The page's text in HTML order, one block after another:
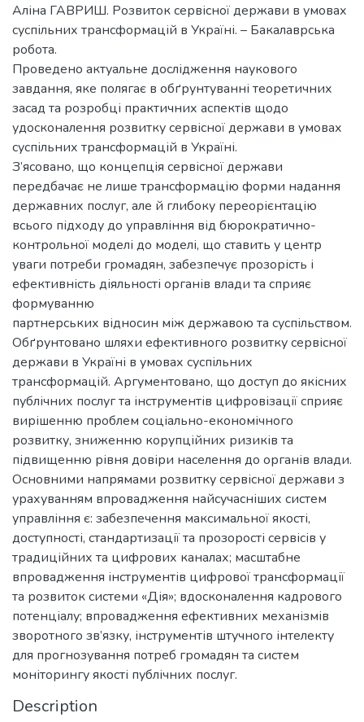
Аліна ГАВРИШ. Розвиток сервісної держави в умовах
суспільних трансформацій в Україні. – Бакалаврська
робота.
Проведено актуальне дослідження наукового
завдання, яке полягає в обґрунтуванні теоретичних
засад та розробці практичних аспектів щодо
удосконалення розвитку сервісної держави в умовах
суспільних трансформацій в Україні.
З’ясовано, що концепція сервісної держави
передбачає не лише трансформацію форми надання
державних послуг, але й глибоку переорієнтацію
всього підходу до управління від бюрократично-
контрольної моделі до моделі, що ставить у центр
уваги потреби громадян, забезпечує прозорість і
ефективність діяльності органів влади та сприяє
формуванню
партнерських відносин між державою та суспільством.
Обґрунтовано шляхи ефективного розвитку сервісної
держави в Україні в умовах суспільних
трансформацій. Аргументовано, що доступ до якісних
публічних послуг та інструментів цифровізації сприяє
вирішенню проблем соціально-економічного
розвитку, зниженню корупційних ризиків та
підвищенню рівня довіри населення до органів влади.
Основними напрямами розвитку сервісної держави з
урахуванням впровадження найсучасніших систем
управління є: забезпечення максимальної якості,
доступності, стандартизації та прозорості сервісів у
традиційних та цифрових каналах; масштабне
впровадження інструментів цифрової трансформації
та розвиток системи «Дія»; вдосконалення кадрового
потенціалу; впровадження ефективних механізмів
зворотного зв’язку, інструментів штучного інтелекту
для прогнозування потреб громадян та систем
моніторингу якості публічних послуг.
Description